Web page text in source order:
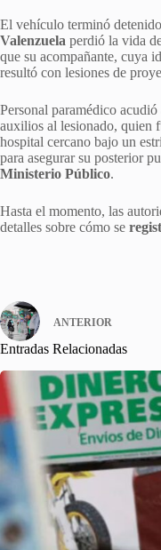
El vehículo terminó
Valenzuela perdió la vida
que su acompañante, cuya
resultó con lesiones de
Personal paramédico
auxilios al lesionado, quien
hospital cercano bajo un
para asegurar su posterior
Ministerio Público.
Hasta el momento, las
detalles sobre cómo se
ANTERIOR
Entradas Relacionadas